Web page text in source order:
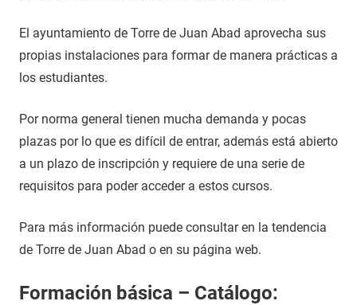
El ayuntamiento de Torre de Juan Abad aprovecha sus
propias instalaciones para formar de manera prácticas a
los estudiantes.
Por norma general tienen mucha demanda y pocas
plazas por lo que es difícil de entrar, además está abierto
a un plazo de inscripción y requiere de una serie de
requisitos para poder acceder a estos cursos.
Para más información puede consultar en la tendencia
de Torre de Juan Abad o en su página web.
Formación básica – Catálogo: